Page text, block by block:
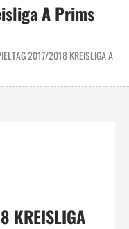
A Prims
2017/2018 KREISLIGA A
KREISLIGA